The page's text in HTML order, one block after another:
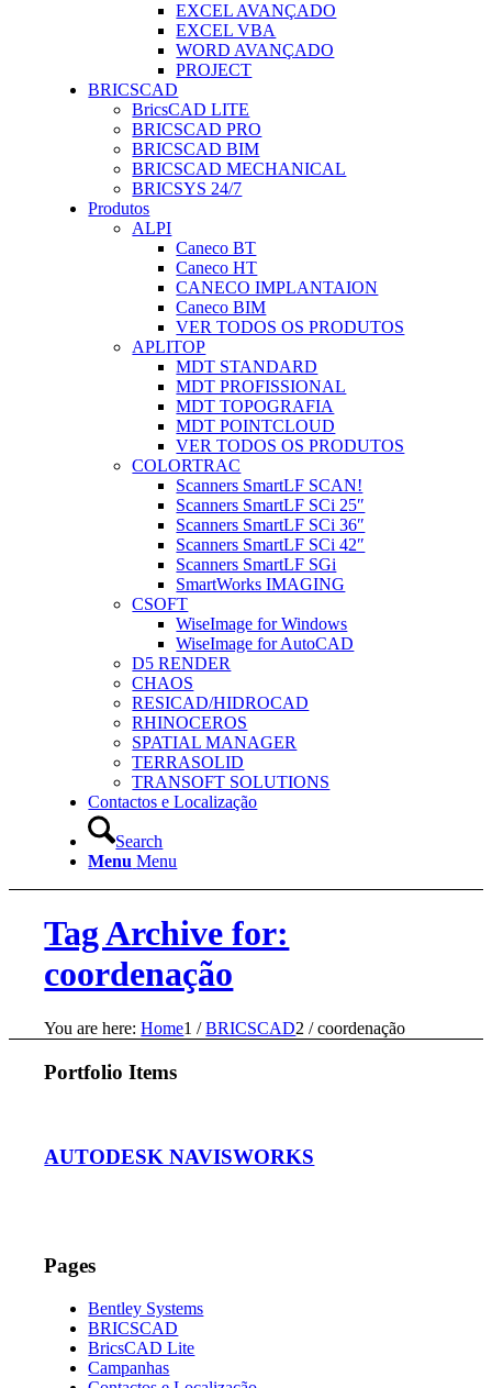
EXCEL AVANÇADO
EXCEL VBA
WORD AVANÇADO
PROJECT
BRICSCAD
BricsCAD LITE
BRICSCAD PRO
BRICSCAD BIM
BRICSCAD MECHANICAL
BRICSYS 24/7
Produtos
ALPI
Caneco BT
Caneco HT
CANECO IMPLANTAION
Caneco BIM
VER TODOS OS PRODUTOS
APLITOP
MDT STANDARD
MDT PROFISSIONAL
MDT TOPOGRAFIA
MDT POINTCLOUD
VER TODOS OS PRODUTOS
COLORTRAC
Scanners SmartLF SCAN!
Scanners SmartLF SCi 25″
Scanners SmartLF SCi 36″
Scanners SmartLF SCi 42″
Scanners SmartLF SGi
SmartWorks IMAGING
CSOFT
WiseImage for Windows
WiseImage for AutoCAD
D5 RENDER
CHAOS
RESICAD/HIDROCAD
RHINOCEROS
SPATIAL MANAGER
TERRASOLID
TRANSOFT SOLUTIONS
Contactos e Localização
Search
Menu Menu
Tag Archive for:
coordenação
You are here: Home1 / BRICSCAD2 / coordenação
Portfolio Items
AUTODESK NAVISWORKS
Pages
Bentley Systems
BRICSCAD
BricsCAD Lite
Campanhas